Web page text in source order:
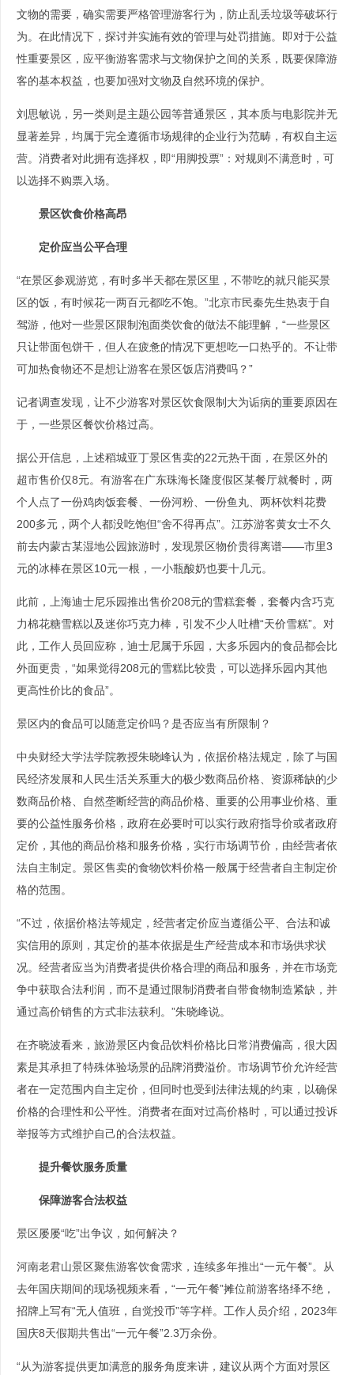
文物的需要，确实需要严格管理游客行为，防止乱丢垃圾等破坏行
为。在此情况下，探讨并实施有效的管理与处罚措施。即对于公益
性重要景区，应平衡游客需求与文物保护之间的关系，既要保障游
客的基本权益，也要加强对文物及自然环境的保护。
刘思敏说，另一类则是主题公园等普通景区，其本质与电影院并无
显著差异，均属于完全遵循市场规律的企业行为范畴，有权自主运
营。消费者对此拥有选择权，即“用脚投票”：对规则不满意时，可
以选择不购票入场。
景区饮食价格高昂
定价应当公平合理
“在景区参观游览，有时多半天都在景区里，不带吃的就只能买景
区的饭，有时候花一两百元都吃不饱。”北京市民秦先生热衷于自
驾游，他对一些景区限制泡面类饮食的做法不能理解，“一些景区
只让带面包饼干，但人在疲惫的情况下更想吃一口热乎的。不让带
可加热食物还不是想让游客在景区饭店消费吗？”
记者调查发现，让不少游客对景区饮食限制大为诟病的重要原因在
于，一些景区餐饮价格过高。
据公开信息，上述稻城亚丁景区售卖的22元热干面，在景区外的
超市售价仅8元。有游客在广东珠海长隆度假区某餐厅就餐时，两
个人点了一份鸡肉饭套餐、一份河粉、一份鱼丸、两杯饮料花费
200多元，两个人都没吃饱但“舍不得再点”。江苏游客黄女士不久
前去内蒙古某湿地公园旅游时，发现景区物价贵得离谱——市里3
元的冰棒在景区10元一根，一小瓶酸奶也要十几元。
此前，上海迪士尼乐园推出售价208元的雪糕套餐，套餐内含巧克
力棉花糖雪糕以及迷你巧克力棒，引发不少人吐槽“天价雪糕”。对
此，工作人员回应称，迪士尼属于乐园，大多乐园内的食品都会比
外面更贵，“如果觉得208元的雪糕比较贵，可以选择乐园内其他
更高性价比的食品”。
景区内的食品可以随意定价吗？是否应当有所限制？
中央财经大学法学院教授朱晓峰认为，依据价格法规定，除了与国
民经济发展和人民生活关系重大的极少数商品价格、资源稀缺的少
数商品价格、自然垄断经营的商品价格、重要的公用事业价格、重
要的公益性服务价格，政府在必要时可以实行政府指导价或者政府
定价，其他的商品价格和服务价格，实行市场调节价，由经营者依
法自主制定。景区售卖的食物饮料价格一般属于经营者自主制定价
格的范围。
“不过，依据价格法等规定，经营者定价应当遵循公平、合法和诚
实信用的原则，其定价的基本依据是生产经营成本和市场供求状
况。经营者应当为消费者提供价格合理的商品和服务，并在市场竞
争中获取合法利润，而不是通过限制消费者自带食物制造紧缺，并
通过高价销售的方式非法获利。”朱晓峰说。
在齐晓波看来，旅游景区内食品饮料价格比日常消费偏高，很大因
素是其承担了特殊体验场景的品牌消费溢价。市场调节价允许经营
者在一定范围内自主定价，但同时也受到法律法规的约束，以确保
价格的合理性和公平性。消费者在面对过高价格时，可以通过投诉
举报等方式维护自己的合法权益。
提升餐饮服务质量
保障游客合法权益
景区屡屡“吃”出争议，如何解决？
河南老君山景区聚焦游客饮食需求，连续多年推出“一元午餐”。从
去年国庆期间的现场视频来看，“一元午餐”摊位前游客络绎不绝，
招牌上写有“无人值班，自觉投币”等字样。工作人员介绍，2023年
国庆8天假期共售出“一元午餐”2.3万余份。
“从为游客提供更加满意的服务角度来讲，建议从两个方面对景区